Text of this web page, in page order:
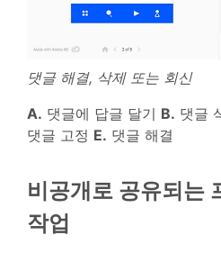
댓글 해결, 삭제 또는 회신
A. 댓글에 답글 달기 B. 댓글
댓글 고정 E. 댓글 해결
비공개로 공유되는
작업